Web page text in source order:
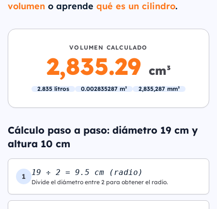
volumen o aprende qué es un cilindro.
VOLUMEN CALCULADO
2,835.29 cm³
2.835 litros 0.002835287 m³ 2,835,287 mm³
Cálculo paso a paso: diámetro 19 cm y
altura 10 cm
1 19 ÷ 2 = 9.5 cm (radio)
Divide el diámetro entre 2 para obtener el radio.